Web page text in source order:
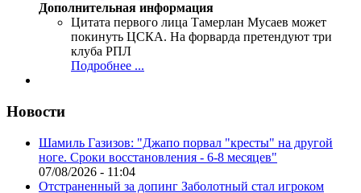
Дополнительная информация
Цитата первого лица Тамерлан Мусаев может
покинуть ЦСКА. На форварда претендуют три
клуба РПЛ
Подробнее ...
Новости
Шамиль Газизов: "Джапо порвал "кресты" на другой
ноге. Сроки восстановления - 6-8 месяцев"
07/08/2026 - 11:04
Отстраненный за допинг Заболотный стал игроком